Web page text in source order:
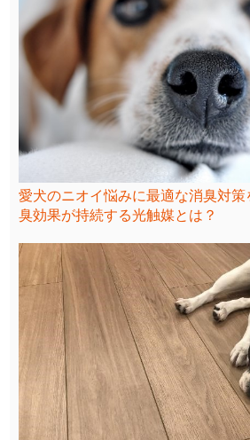
愛犬のニオイ悩みに最適な消臭対
臭効果が持続する光触媒とは？